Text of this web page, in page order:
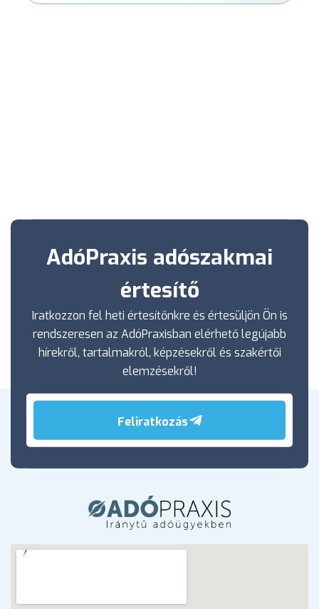
AdóPraxis adószakmai
értesítő
Iratkozzon fel heti értesítőnkre és értesüljön Ön is
rendszeresen az AdóPraxisban elérhető legújabb
hírekről, tartalmakról, képzésekről és szakértői
elemzésekről!
Feliratkozás